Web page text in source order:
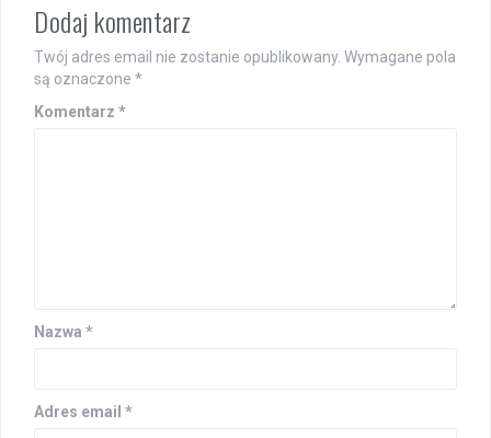
Dodaj komentarz
Twój adres email nie zostanie opublikowany. Wymagane pola
są oznaczone *
Komentarz *
Nazwa *
Adres email *